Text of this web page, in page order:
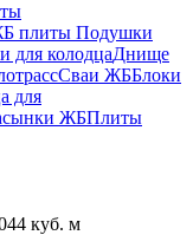
плиты Подушки
для колодцаДнище
Сваи ЖББлоки
для
ЖБПлиты
куб. м